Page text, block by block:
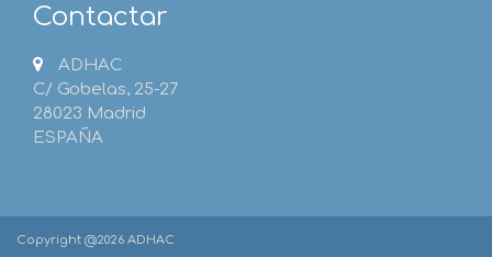
Contactar
ADHAC
C/ Gobelas, 25-27
28023 Madrid
ESPAÑA
Copyright @2026 ADHAC